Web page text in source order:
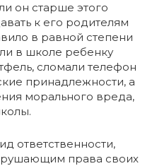
он старше этого
к его родителям
в равной степени
в школе ребенку
сломали телефон
принадлежности, а
морального вреда,
ответственности,
права своих